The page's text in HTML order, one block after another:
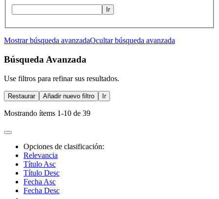
Ir
Mostrar búsqueda avanzadaOcultar búsqueda avanzada
Búsqueda Avanzada
Use filtros para refinar sus resultados.
Restaurar Añadir nuevo filtro Ir
Mostrando ítems 1-10 de 39
Opciones de clasificación:
Relevancia
Título Asc
Título Desc
Fecha Asc
Fecha Desc